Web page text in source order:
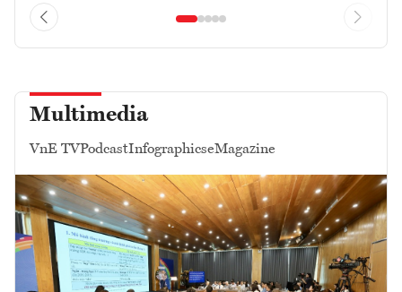
Multimedia
VnE TVPodcastInfographicseMagazine